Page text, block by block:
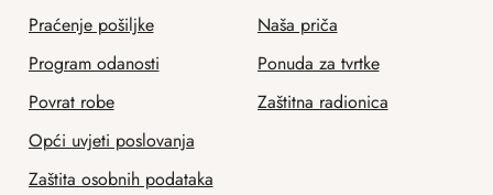
Praćenje pošiljke
Program odanosti
Povrat robe
Opći uvjeti poslovanja
Zaštita osobnih podataka
Naša priča
Ponuda za tvrtke
Zaštitna radionica